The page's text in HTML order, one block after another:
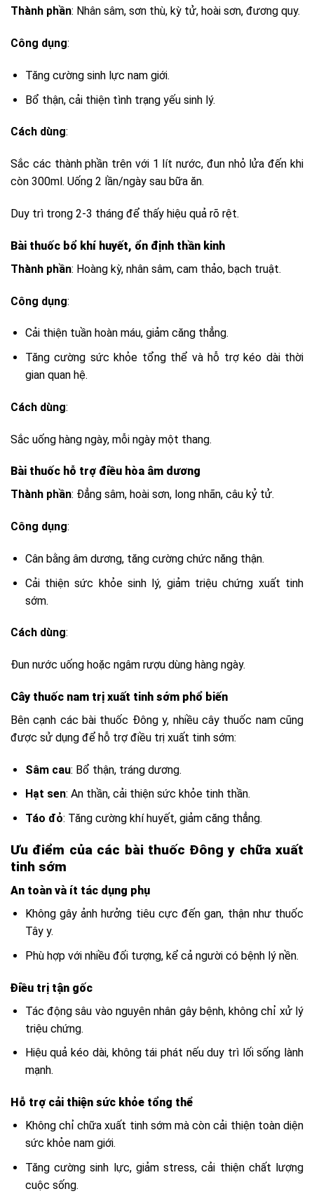
Thành phần: Nhân sâm, sơn thù, kỳ tử, hoài sơn, đương quy.
Công dụng:
Tăng cường sinh lực nam giới.
Bổ thận, cải thiện tình trạng yếu sinh lý.
Cách dùng:
Sắc các thành phần trên với 1 lít nước, đun nhỏ lửa đến khi
còn 300ml. Uống 2 lần/ngày sau bữa ăn.
Duy trì trong 2-3 tháng để thấy hiệu quả rõ rệt.
Bài thuốc bổ khí huyết, ổn định thần kinh
Thành phần: Hoàng kỳ, nhân sâm, cam thảo, bạch truật.
Công dụng:
Cải thiện tuần hoàn máu, giảm căng thẳng.
Tăng cường sức khỏe tổng thể và hỗ trợ kéo dài thời
gian quan hệ.
Cách dùng:
Sắc uống hàng ngày, mỗi ngày một thang.
Bài thuốc hỗ trợ điều hòa âm dương
Thành phần: Đẳng sâm, hoài sơn, long nhãn, câu kỷ tử.
Công dụng:
Cân bằng âm dương, tăng cường chức năng thận.
Cải thiện sức khỏe sinh lý, giảm triệu chứng xuất tinh
sớm.
Cách dùng:
Đun nước uống hoặc ngâm rượu dùng hàng ngày.
Cây thuốc nam trị xuất tinh sớm phổ biến
Bên cạnh các bài thuốc Đông y, nhiều cây thuốc nam cũng
được sử dụng để hỗ trợ điều trị xuất tinh sớm:
Sâm cau: Bổ thận, tráng dương.
Hạt sen: An thần, cải thiện sức khỏe tinh thần.
Táo đỏ: Tăng cường khí huyết, giảm căng thẳng.
Ưu điểm của các bài thuốc Đông y chữa xuất
tinh sớm
An toàn và ít tác dụng phụ
Không gây ảnh hưởng tiêu cực đến gan, thận như thuốc
Tây y.
Phù hợp với nhiều đối tượng, kể cả người có bệnh lý nền.
Điều trị tận gốc
Tác động sâu vào nguyên nhân gây bệnh, không chỉ xử lý
triệu chứng.
Hiệu quả kéo dài, không tái phát nếu duy trì lối sống lành
mạnh.
Hỗ trợ cải thiện sức khỏe tổng thể
Không chỉ chữa xuất tinh sớm mà còn cải thiện toàn diện
sức khỏe nam giới.
Tăng cường sinh lực, giảm stress, cải thiện chất lượng
cuộc sống.